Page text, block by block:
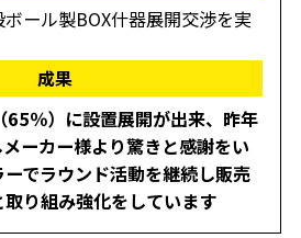
ール製BOX什器展開交渉を実
成果
％）に設置展開が出来、昨年
ーカー様より驚きと感謝をい
でラウンド活動を継続し販売
り組み強化をしています